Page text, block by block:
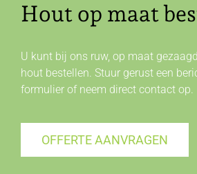
Hout op maat
U kunt bij ons ruw, op maat
hout bestellen. Stuur gerust een
formulier of neem direct contactop.
OFFERTE AANVRAGEN